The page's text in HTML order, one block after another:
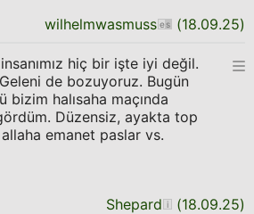
wilhelmwasmuss (18.09.25)
hiç bir işte iyi değil.
de bozuyoruz. Bugün
bizim halısaha maçında
Düzensiz, ayakta top
emanet paslar vs.
Shepard (18.09.25)